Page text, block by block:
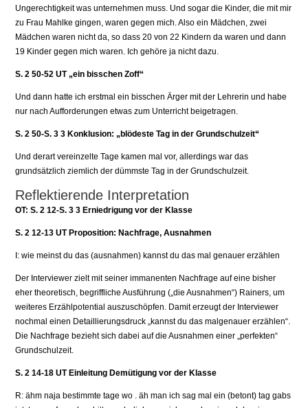
Ungerechtigkeit was unternehmen muss. Und sogar die Kinder, die mit mir
zu Frau Mahlke gingen, waren gegen mich. Also ein Mädchen, zwei
Mädchen waren nicht da, so dass 20 von 22 Kindern da waren und dann
19 Kinder gegen mich waren. Ich gehöre ja nicht dazu.
S. 2 50-52 UT „ein bisschen Zoff“
Und dann hatte ich erstmal ein bisschen Ärger mit der Lehrerin und habe
nur nach Aufforderungen etwas zum Unterricht beigetragen.
S. 2 50-S. 3 3 Konklusion: „blödeste Tag in der Grundschulzeit“
Und derart vereinzelte Tage kamen mal vor, allerdings war das
grundsätzlich ziemlich der dümmste Tag in der Grundschulzeit.
Reflektierende Interpretation
OT: S. 2 12-S. 3 3 Erniedrigung vor der Klasse
S. 2 12-13 UT Proposition: Nachfrage, Ausnahmen
I: wie meinst du das (ausnahmen) kannst du das mal genauer erzählen
Der Interviewer zielt mit seiner immanenten Nachfrage auf eine bisher
eher theoretisch, begriffliche Ausführung („die Ausnahmen“) Rainers, um
weiteres Erzählpotential auszuschöpfen. Damit erzeugt der Interviewer
nochmal einen Detaillierungsdruck „kannst du das malgenauer erzählen“.
Die Nachfrage bezieht sich dabei auf die Ausnahmen einer „perfekten“
Grundschulzeit.
S. 2 14-18 UT Einleitung Demütigung vor der Klasse
R: ähm naja bestimmte tage wo . äh man ich sag mal ein (betont) tag gabs